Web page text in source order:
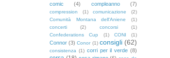
comic (4) compleanno (7)
compression (1) comunicazione
(2)
Comunità Montana dell'Aniene
(1)
concerti
(2) concorsi
(1)
Confederations Cup
(1) CONI (1)
Connor (3) Conor (1) consigli (62)
consistenza (1) corri per il verde (8)